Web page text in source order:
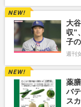
大
収”
子
週刊
薬
バ
ス